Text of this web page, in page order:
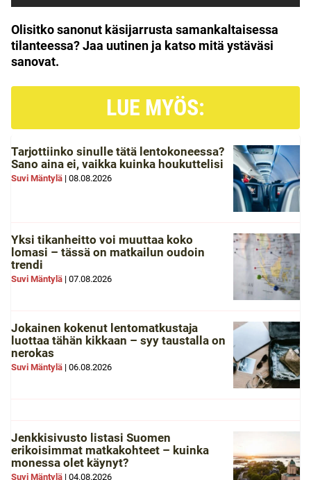
Olisitko sanonut käsijarrusta samankaltaisessa
tilanteessa? Jaa uutinen ja katso mitä ystäväsi
sanovat.
LUE MYÖS:
Tarjottiinko sinulle tätä lentokoneessa?
Sano aina ei, vaikka kuinka houkuttelisi
Suvi Mäntylä | 08.08.2026
Yksi tikanheitto voi muuttaa koko
lomasi – tässä on matkailun oudoin
trendi
Suvi Mäntylä | 07.08.2026
Jokainen kokenut lentomatkustaja
luottaa tähän kikkaan – syy taustalla on
nerokas
Suvi Mäntylä | 06.08.2026
Jenkkisivusto listasi Suomen
erikoisimmat matkakohteet – kuinka
monessa olet käynyt?
Suvi Mäntylä | 04.08.2026